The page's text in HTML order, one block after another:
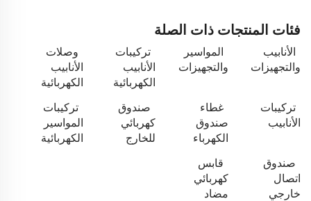
فئات المنتجات ذات الصلة
الأنابيب
والتجهيزات
المواسير
والتجهيزات
تركيبات
الأنابيب
الكهربائية
وصلات
الأنابيب
الكهربائية
تركيبات
الأنابيب
غطاء
صندوق
الكهرباء
صندوق
كهربائي
للخارج
تركيبات
المواسير
الكهربائية
صندوق
اتصال
خارجي
قابس
كهربائي
مضاد